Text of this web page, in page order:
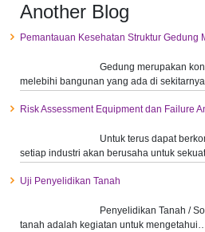
Another Blog
Pemantauan Kesehatan Struktur
Gedung merupakan
melebihi bangunan yang ada di
Risk Assessment Equipment dan Failure
Untuk terus dapat
setiap industri akan berusaha untuk
Uji Penyelidikan Tanah
Penyelidikan Tanah /
tanah adalah kegiatan untuk